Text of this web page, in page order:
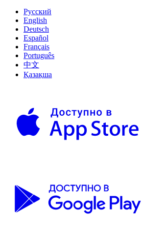
Русский
English
Deutsch
Español
Français
Português
中文
Қазақша